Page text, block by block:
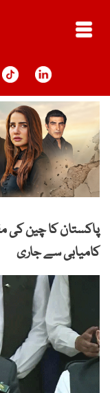
content
پاکستان کا چین کی
کامیابی سے جاری